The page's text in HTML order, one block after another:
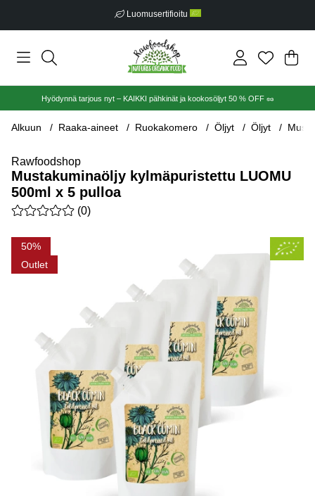
Luomusertifioitu
.
Hyödynnä tarjous nyt – KAIKKI pähkinät ja kookosöljyt 50 % OFF 🥜
Alkuun Raaka-aineet Ruokakomero Öljyt Öljyt
Rawfoodshop
Mustakuminaöljy kylmäpuristettu LUOMU
500ml x 5 pulloa
Keskiarvoluokitus 0 / 5 Arvioiden määrä 0
(0)
50
Outlet
Tuotekuvat Mustakuminaöljy kylmäpuristettu LUOMU 500ml x